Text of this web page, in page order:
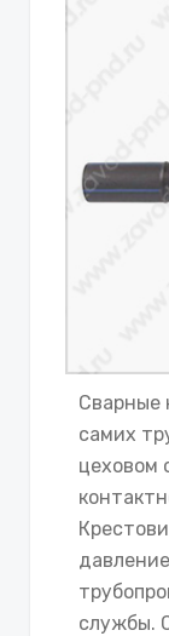
Сварные
самих
цеховом
службы.